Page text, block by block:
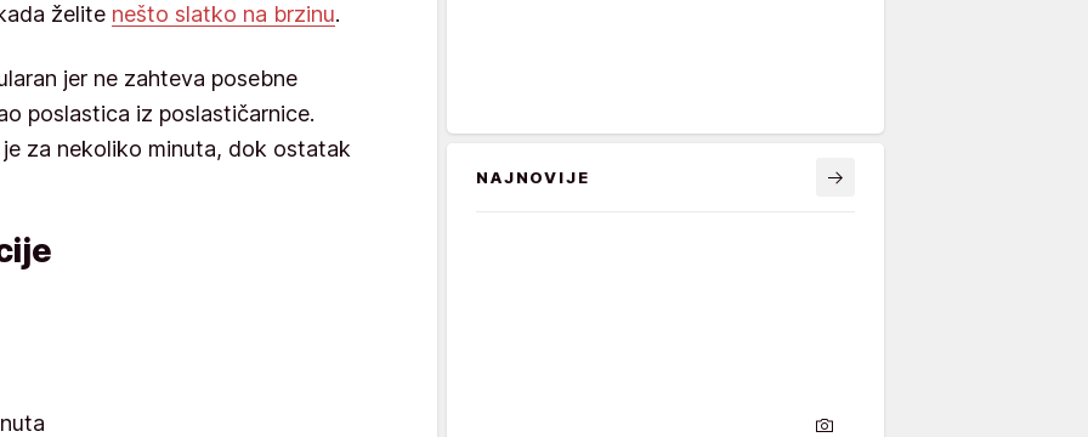
želite nešto slatko na brzinu.
jer ne zahteva posebne
poslastica iz poslastičarnice.
za nekoliko minuta, dok ostatak
NAJNOVIJE